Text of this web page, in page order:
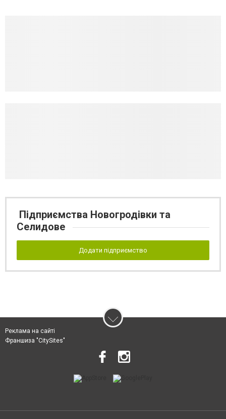
Підприємства Новогродівки та
Селидове
Додати підприємство
Реклама на сайті
Франшиза "CitySites"